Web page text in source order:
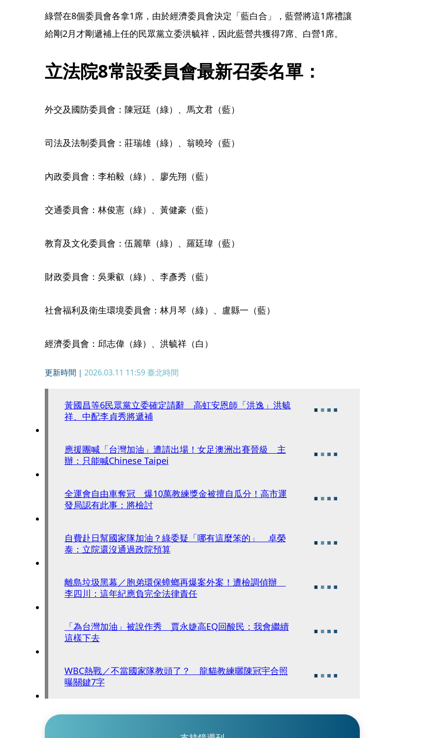
綠營在8個委員會各拿1席，由於經濟委員會決定「藍白合」，藍營將這1席禮讓
給剛2月才剛遞補上任的民眾黨立委洪毓祥，因此藍營共獲得7席、白營1席。
立法院8常設委員會最新召委名單：
外交及國防委員會：陳冠廷（綠）、馬文君（藍）
司法及法制委員會：莊瑞雄（綠）、翁曉玲（藍）
內政委員會：李柏毅（綠）、廖先翔（藍）
交通委員會：林俊憲（綠）、黃健豪（藍）
教育及文化委員會：伍麗華（綠）、羅廷瑋（藍）
財政委員會：吳秉叡（綠）、李彥秀（藍）
社會福利及衛生環境委員會：林月琴（綠）、盧縣一（藍）
經濟委員會：邱志偉（綠）、洪毓祥（白）
更新時間｜ 2026.03.11 11:59臺北時間
黃國昌等6民眾黨立委確定請辭 高虹安恩師「洪逸」洪毓
祥、中配李貞秀將遞補
應援團喊「台灣加油」遭請出場！女足澳洲出賽晉級 主
辦：只能喊Chinese Taipei
全運會自由車奪冠 爆10萬教練獎金被擅自瓜分！高市運
發局認有此事：將檢討
自費赴日幫國家隊加油？綠委疑「哪有這麼笨的」 卓榮
泰：立院還沒通過政院預算
離島垃圾黑幕／胞弟環保蟑螂再爆案外案！遭檢調偵辦
李四川：這年紀應負完全法律責任
「為台灣加油」被說作秀 賈永婕高EQ回酸民：我會繼續
這樣下去
WBC熱戰／不當國家隊教頭了？ 龍貓教練曬陳冠宇合照
曝關鍵7字